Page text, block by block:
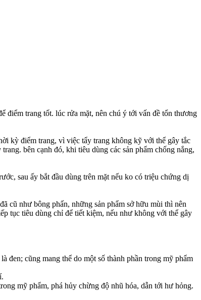
điểm trang tốt. lúc rửa mặt, nên chú ý tới vấn đề tổn thương
kỳ điểm trang, vì việc tẩy trang không kỹ với thể gây tắc
bên cạnh đó, khi tiêu dùng các sản phẩm chống nắng,
sau ấy bắt đầu dùng trên mặt nếu ko có triệu chứng dị
cũ như bông phấn, những sản phẩm sở hữu mùi thì nên
tục tiêu dùng chỉ để tiết kiệm, nếu như không với thể gây
đen; cũng mang thể do một số thành phần trong mỹ phẩm
mỹ phẩm, phá hủy chừng độ nhũ hóa, dẫn tới hư hỏng.